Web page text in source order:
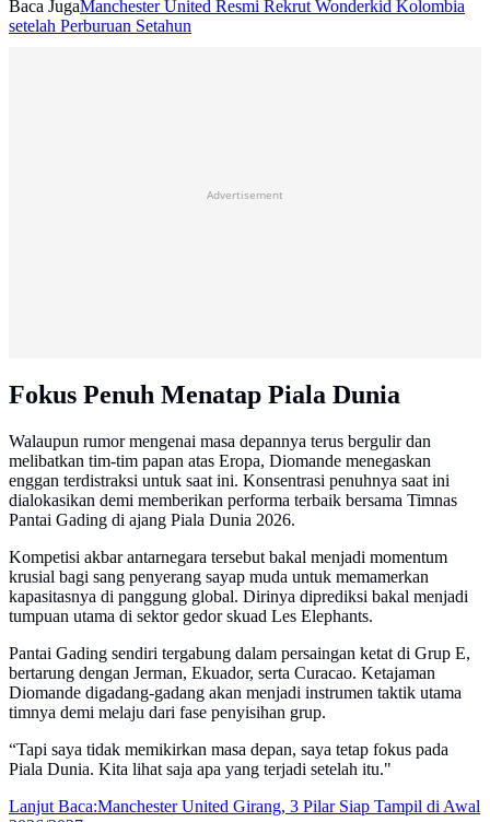
Baca JugaManchester United Resmi Rekrut Wonderkid Kolombia
setelah Perburuan Setahun
Advertisement
Fokus Penuh Menatap Piala Dunia
Walaupun rumor mengenai masa depannya terus bergulir dan
melibatkan tim-tim papan atas Eropa, Diomande menegaskan
enggan terdistraksi untuk saat ini. Konsentrasi penuhnya saat ini
dialokasikan demi memberikan performa terbaik bersama Timnas
Pantai Gading di ajang Piala Dunia 2026.
Kompetisi akbar antarnegara tersebut bakal menjadi momentum
krusial bagi sang penyerang sayap muda untuk memamerkan
kapasitasnya di panggung global. Dirinya diprediksi bakal menjadi
tumpuan utama di sektor gedor skuad Les Elephants.
Pantai Gading sendiri tergabung dalam persaingan ketat di Grup E,
bertarung dengan Jerman, Ekuador, serta Curacao. Ketajaman
Diomande digadang-gadang akan menjadi instrumen taktik utama
timnya demi melaju dari fase penyisihan grup.
“Tapi saya tidak memikirkan masa depan, saya tetap fokus pada
Piala Dunia. Kita lihat saja apa yang terjadi setelah itu."
Lanjut Baca:Manchester United Girang, 3 Pilar Siap Tampil di Awal